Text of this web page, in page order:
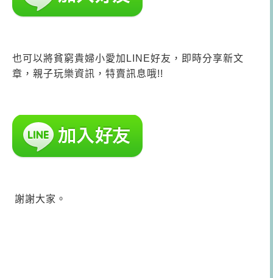
也可以將貧窮貴婦小愛加LINE好友，即時分享新文
章，親子玩樂資訊，特賣訊息哦!!
謝謝大家。